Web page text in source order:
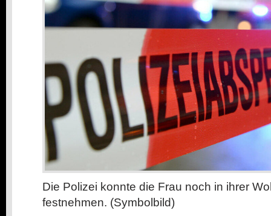
Die Polizei konnte die Frau noch in ihrer
festnehmen. (Symbolbild)